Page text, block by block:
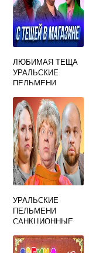
ЛЮБИМАЯ ТЕЩА
УРАЛЬСКИЕ
ПЕЛЬМЕНИ
УРАЛЬСКИЕ
ПЕЛЬМЕНИ
САНКЦИОННЫЕ